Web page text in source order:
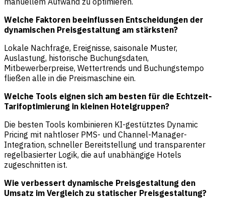
Welche Faktoren beeinflussen Entscheidungen der
dynamischen Preisgestaltung am stärksten?
Lokale Nachfrage, Ereignisse, saisonale Muster,
Auslastung, historische Buchungsdaten,
Mitbewerberpreise, Wettertrends und Buchungstempo
fließen alle in die Preismaschine ein.
Welche Tools eignen sich am besten für die Echtzeit-
Tarifoptimierung in kleinen Hotelgruppen?
Die besten Tools kombinieren KI-gestütztes Dynamic
Pricing mit nahtloser PMS- und Channel-Manager-
Integration, schneller Bereitstellung und transparenter
regelbasierter Logik, die auf unabhängige Hotels
zugeschnitten ist.
Wie verbessert dynamische Preisgestaltung den
Umsatz im Vergleich zu statischer Preisgestaltung?